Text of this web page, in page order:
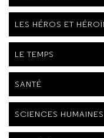
LES HÉROS ET
LE TEMPS
SANTÉ
SCIENCES HUMAINES